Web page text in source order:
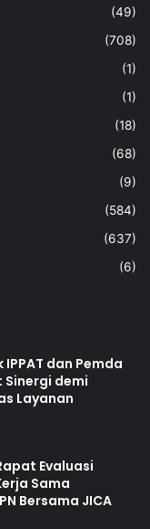
(49)
(708)
(1)
(1)
(18)
(68)
(9)
(584)
(637)
(6)
dan Pemda
demi
Layanan
Evaluasi
Sama
Bersama JICA